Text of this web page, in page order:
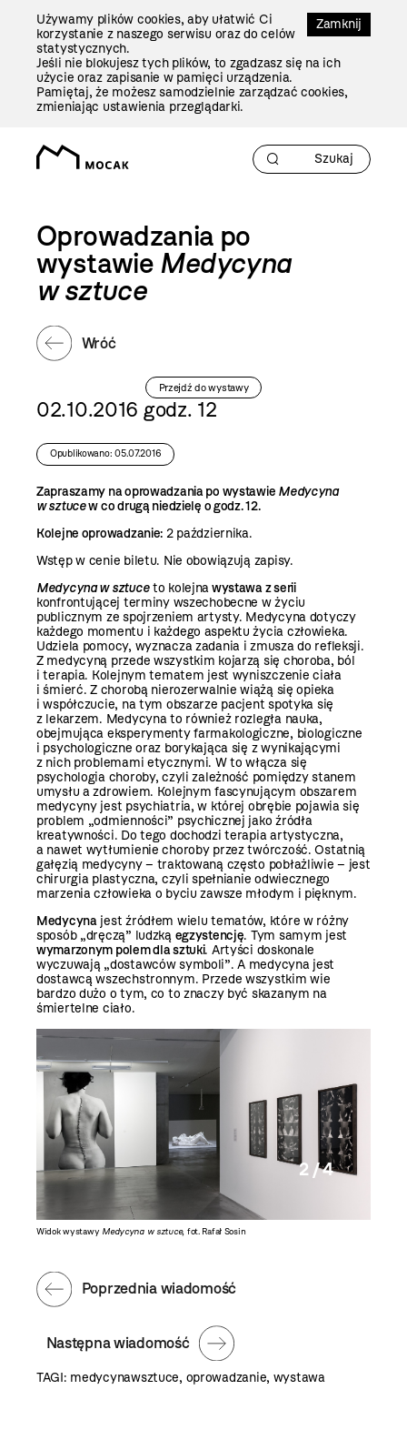
Zamknij
Używamy plików cookies, aby ułatwić Ci
korzystanie z naszego serwisu oraz do celów
statystycznych.
Jeśli nie blokujesz tych plików, to zgadzasz się na ich
użycie oraz zapisanie w pamięci urządzenia.
Pamiętaj, że możesz samodzielnie zarządzać cookies,
zmieniając ustawienia przeglądarki.
Oprowadzania po
wystawie Medycyna
w sztuce
Wróć
Przejdź do wystawy
02.10.2016 godz. 12
Opublikowano: 05.07.2016
Zapraszamy na oprowadzania po wystawie Medycyna
w sztucew co drugą niedzielę o godz. 12.
Kolejne oprowadzanie: 2 października.
Wstęp w cenie biletu. Nie obowiązują zapisy.
Medycyna w sztuceto kolejnawystawa z serii
konfrontującej terminy wszechobecne w życiu
publicznym ze spojrzeniem artysty. Medycyna dotyczy
każdego momentu i każdego aspektu życia człowieka.
Udziela pomocy, wyznacza zadania i zmusza do refleksji.
Z medycyną przede wszystkim kojarzą się choroba, ból
i terapia. Kolejnym tematem jest wyniszczenie ciała
i śmierć. Z chorobą nierozerwalnie wiążą się opieka
i współczucie, na tym obszarze pacjent spotyka się
z lekarzem. Medycyna to również rozległa nauka,
obejmująca eksperymenty farmakologiczne, biologiczne
i psychologiczne oraz borykająca się z wynikającymi
z nich problemami etycznymi. W to włącza się
psychologia choroby, czyli zależność pomiędzy stanem
umysłu a zdrowiem. Kolejnym fascynującym obszarem
medycyny jest psychiatria, w której obrębie pojawia się
problem „odmienności” psychicznej jako źródła
kreatywności. Do tego dochodzi terapia artystyczna,
a nawet wytłumienie choroby przez twórczość. Ostatnią
gałęzią medycyny – traktowaną często pobłażliwie – jest
chirurgia plastyczna, czyli spełnianie odwiecznego
marzenia człowieka o byciu zawsze młodym i pięknym.
Medycynajest źródłem wielu tematów, które w różny
sposób „dręczą” ludzką egzystencję. Tym samym jest
wymarzonym polem dla sztuki. Artyści doskonale
wyczuwają „dostawców symboli”. A medycyna jest
dostawcą wszechstronnym. Przede wszystkim wie
bardzo dużo o tym, co to znaczy być skazanym na
śmiertelne ciało.
Widok wystawy Medycyna w sztuce, fot. Rafał Sosin
2 / 4
Następna wiadomość
Poprzednia wiadomość
TAGI: medycynawsztuce, oprowadzanie, wystawa